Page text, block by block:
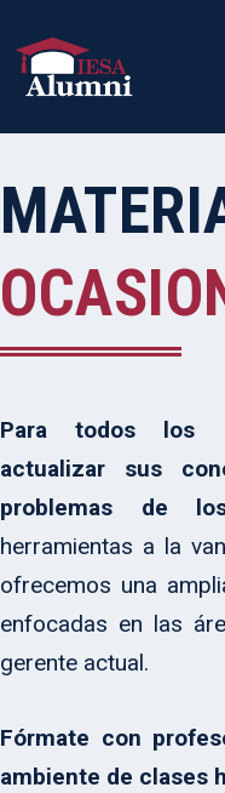
Para todos los
actualizar sus
problemas de
herramientas a la
ofrecemos una
enfocadas en las
gerente actual.
Fórmate con
ambiente de clases